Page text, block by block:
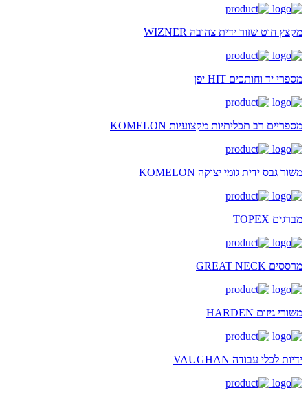
מקצץ חוט שזור ידית צהובה WIZNER
מספרי יד וחותכים HIT יפן
מספריים רב תכליתיות מקצועיות KOMELON
משור גבס ידית גומי יצוקה KOMELON
מברגים TOPEX
מרססים GREAT NECK
משורי גיזום HARDEN
ידיות לכלי עבודה VAUGHAN